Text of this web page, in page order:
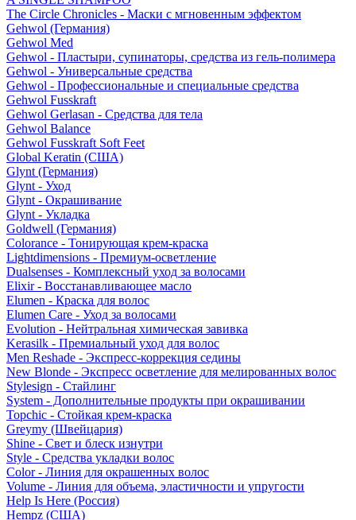
The Circle Chronicles - Маски с мгновенным эффектом
Gehwol (Германия)
Gehwol Med
Gehwol - Пластыри, супинаторы, средства из гель-полимера
Gehwol - Универсальные средства
Gehwol - Профессиональные и специальные средства
Gehwol Fusskraft
Gehwol Gerlasan - Средства для тела
Gehwol Balance
Gehwol Fusskraft Soft Feet
Global Keratin (США)
Glynt (Германия)
Glynt - Уход
Glynt - Окрашивание
Glynt - Укладка
Goldwell (Германия)
Colorance - Тонирующая крем-краска
Lightdimensions - Премиум-осветление
Dualsenses - Комплексный уход за волосами
Elixir - Восстанавливающее масло
Elumen - Краска для волос
Elumen Care - Уход за волосами
Evolution - Нейтральная химическая завивка
Kerasilk - Премиальный уход для волос
Men Reshade - Экспресс-коррекция седины
New Blonde - Экспресс осветление для мелированных волос
Stylesign - Стайлинг
System - Дополнительные продукты при окрашивании
Topchic - Стойкая крем-краска
Greymy (Швейцария)
Shine - Свет и блеск изнутри
Style - Средства укладки волос
Color - Линия для окрашенных волос
Volume - Линия для объема, эластичности и упругости
Help Is Here (Россия)
Hempz (США)